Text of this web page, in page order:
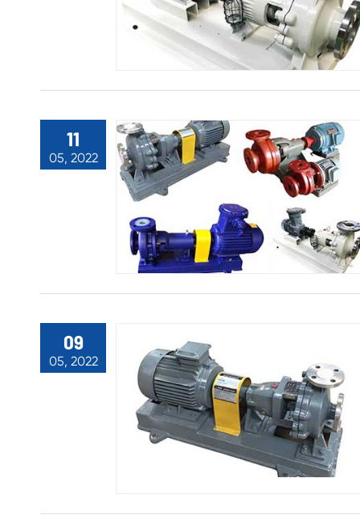
11
05, 2022
09
05, 2022